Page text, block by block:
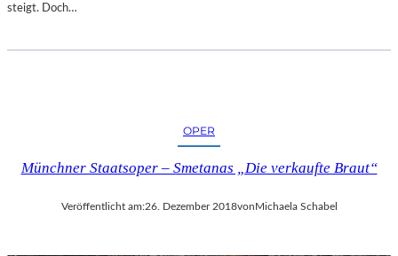
steigt. Doch…
OPER
Münchner Staatsoper – Smetanas „Die verkaufte Braut“
Veröffentlicht am:26. Dezember 2018von Michaela Schabel